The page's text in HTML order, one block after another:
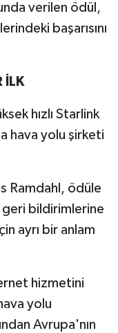
verilen ödül,
başarısını
İLK
hızlı Starlink
hava yolu şirketi
Ramdahl, ödüle
geri bildirimlerine
ayrı bir anlam
hizmetini
yolu
Avrupa'nın